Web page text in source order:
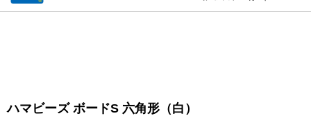
ハマビーズ ボードS 六角形（白）